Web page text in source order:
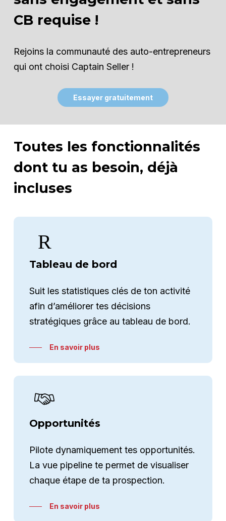
CB requise !
Rejoins la communauté des auto-entrepreneurs
qui ont choisi Captain Seller !
Essayer gratuitement
Toutes les fonctionnalités
dont tu as besoin, déjà
incluses
Tableau de bord
Suit les statistiques clés de ton activité
afin d’améliorer tes décisions
stratégiques grâce au tableau de bord.
En savoir plus
Opportunités
Pilote dynamiquement tes opportunités.
La vue pipeline te permet de visualiser
chaque étape de ta prospection.
En savoir plus